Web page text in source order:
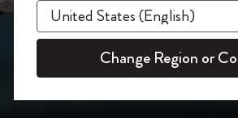
今すぐ会員登
Change Region or